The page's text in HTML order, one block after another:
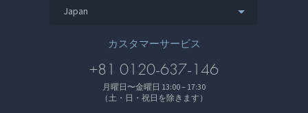
Japan
カスタマーサービス
+81 0120-637-146
月曜日〜金曜日 13:00 – 17:30
（土・日・祝日を除きます）